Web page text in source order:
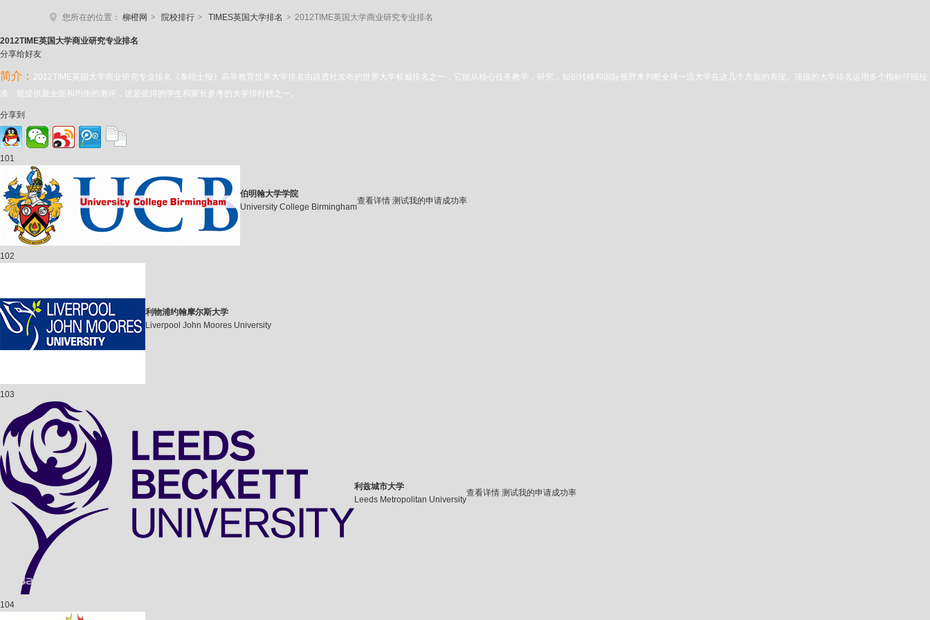
您所在的位置： 柳橙网 > 院校排行 > TIMES英国大学排名 > 2012TIME英国大学商业研究专业排名
2012TIME英国大学商业研究专业排名
分享给好友
简介： 2012TIME英国大学商业研究专业排名《泰晤士报》高等教育世界大学排名由路透社发布的世界大学权威排名之一，它能从核心任务教学，研究，知识转移和国际视野来判断全球一流大学在这几个方面的表现。顶级的大学排名运用多个指标仔细校
准，能提供最全面和均衡的测评，这是值得的学生和家长参考的大学排行榜之一。
分享到
101
伯明翰大学学院
University College Birmingham
查看详情 测试我的申请成功率
102
利物浦约翰摩尔斯大学
Liverpool John Moores University
103
利兹城市大学
Leeds Metropolitan University
查看详情 测试我的申请成功率
104